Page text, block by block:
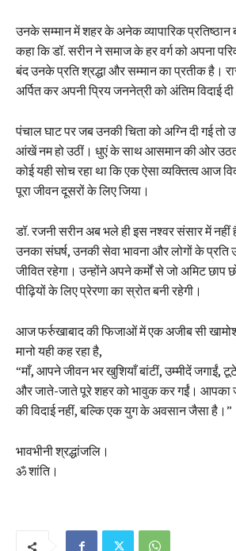
उनके सम्मान में शहर के अनेक व्यापारिक प्रतिष्ठान
कहा कि डॉ. सरीन ने समाज के हर वर्ग को अपना
बंद उनके प्रति श्रद्धा और सम्मान का प्रतीक है।
अर्पित कर अपनी प्रिय जननेत्री को अंतिम विदाई
पंचाल घाट पर जब उनकी चिता को अग्नि दी गई तो
आंखें नम हो उठीं। धुएं के साथ आसमान की ओर
कोई यही सोच रहा था कि एक ऐसा व्यक्तित्व आज
पूरा जीवन दूसरों के लिए जिया।
डॉ. रजनी सरीन अब भले ही इस नश्वर संसार में
उनका संघर्ष, उनकी सेवा भावना और लोगों के
जीवित रहेगा। उन्होंने अपने कर्मों से जो अमिट छाप
पीढ़ियों के लिए प्रेरणा का स्रोत बनी रहेगी।
आज फर्रुखाबाद की फिजाओं में एक अजीब सी
मानो यही कह रहा है,
“माँ, आपने जीवन भर खुशियाँ बांटीं, उम्मीदें जगाईं,
और जाते-जाते पूरे शहर को भावुक कर गईं। आपका
की विदाई नहीं, बल्कि एक युग के अवसान जैसा है।”
भावभीनी श्रद्धांजलि।
ॐ शांति।